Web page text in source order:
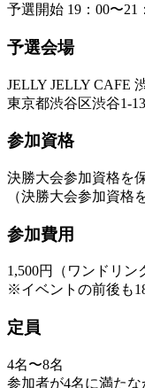
予選開始 19：00〜21
予選会場
JELLY JELLY CAFE
東京都渋谷区渋谷1-
参加資格
決勝大会参加資格を
（決勝大会参加資格
参加費用
1,500円（ワンドリン
※イベントの前後も
定員
4名〜8名
参加者が4名に満た